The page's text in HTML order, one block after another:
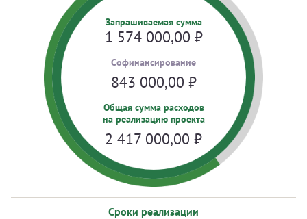
Запрашиваемая сумма
1 574 000,00 ₽
Cофинансирование
843 000,00 ₽
Общая сумма расходов
на реализацию проекта
2 417 000,00 ₽
Сроки реализации